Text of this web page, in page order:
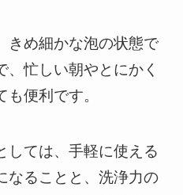
の状態で
忙しい朝やとにかく
便利です。
しては、手軽に使える
なることと、洗浄力の